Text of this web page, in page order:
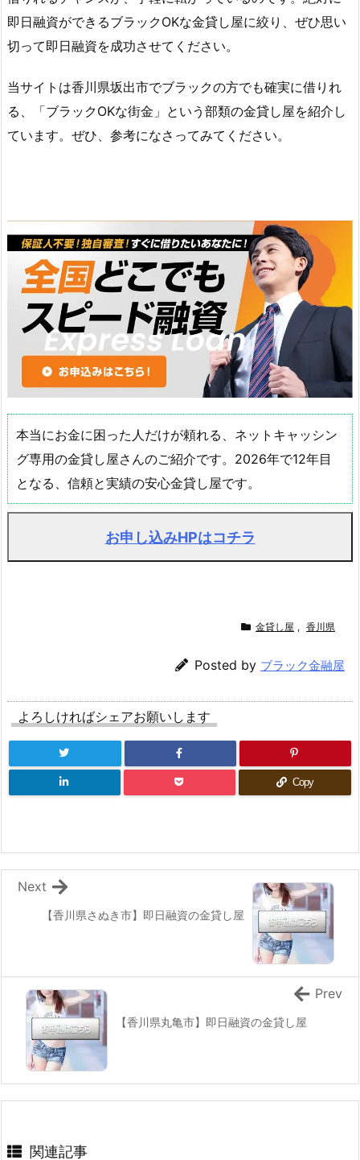
即日融資ができるブラックOKな金貸し屋に絞り、ぜひ思い
切って即日融資を成功させてください。
当サイトは香川県坂出市でブラックの方でも確実に借りれ
る、「ブラックOKな街金」という部類の金貸し屋を紹介し
ています。ぜひ、参考になさってみてください。
本当にお金に困った人だけが頼れる、ネットキャッシン
グ専用の金貸し屋さんのご紹介です。2026年で12年目
となる、信頼と実績の安心金貸し屋です。
お申し込みHPはコチラ
金貸し屋 , 香川県
Posted by ブラック金融屋
よろしければシェアお願いします
Copy
【香川県さぬき市】即日融資の金貸し屋
Next
【香川県丸亀市】即日融資の金貸し屋
Prev
関連記事